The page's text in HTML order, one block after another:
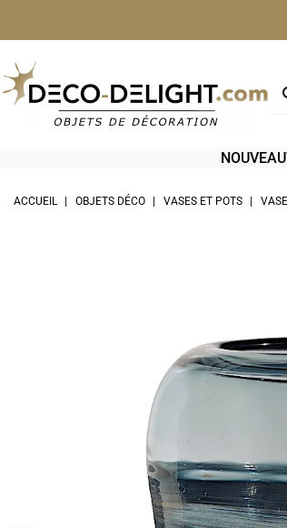
ACCUEIL OBJETS DÉCO VASES ET POTS